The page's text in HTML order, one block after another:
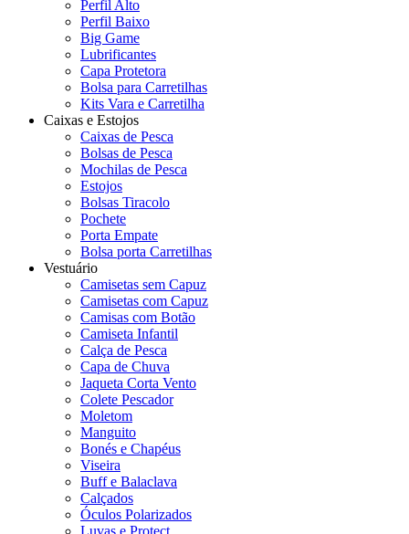
Perfil Alto
Perfil Baixo
Big Game
Lubrificantes
Capa Protetora
Bolsa para Carretilhas
Kits Vara e Carretilha
Caixas e Estojos
Caixas de Pesca
Bolsas de Pesca
Mochilas de Pesca
Estojos
Bolsas Tiracolo
Pochete
Porta Empate
Bolsa porta Carretilhas
Vestuário
Camisetas sem Capuz
Camisetas com Capuz
Camisas com Botão
Camiseta Infantil
Calça de Pesca
Capa de Chuva
Jaqueta Corta Vento
Colete Pescador
Moletom
Manguito
Bonés e Chapéus
Viseira
Buff e Balaclava
Calçados
Óculos Polarizados
Luvas e Protect